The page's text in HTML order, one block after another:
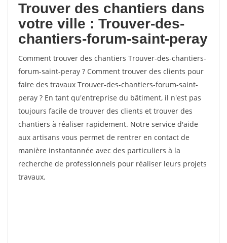
Trouver des chantiers dans
votre ville : Trouver-des-
chantiers-forum-saint-peray
Comment trouver des chantiers Trouver-des-chantiers-
forum-saint-peray ? Comment trouver des clients pour
faire des travaux Trouver-des-chantiers-forum-saint-
peray ? En tant qu'entreprise du bâtiment, il n'est pas
toujours facile de trouver des clients et trouver des
chantiers à réaliser rapidement. Notre service d'aide
aux artisans vous permet de rentrer en contact de
manière instantannée avec des particuliers à la
recherche de professionnels pour réaliser leurs projets
travaux.